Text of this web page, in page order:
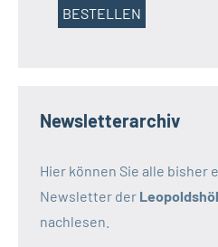
Newsletterarchiv
Hier können Sie alle bisher
Newsletter der
nachlesen.